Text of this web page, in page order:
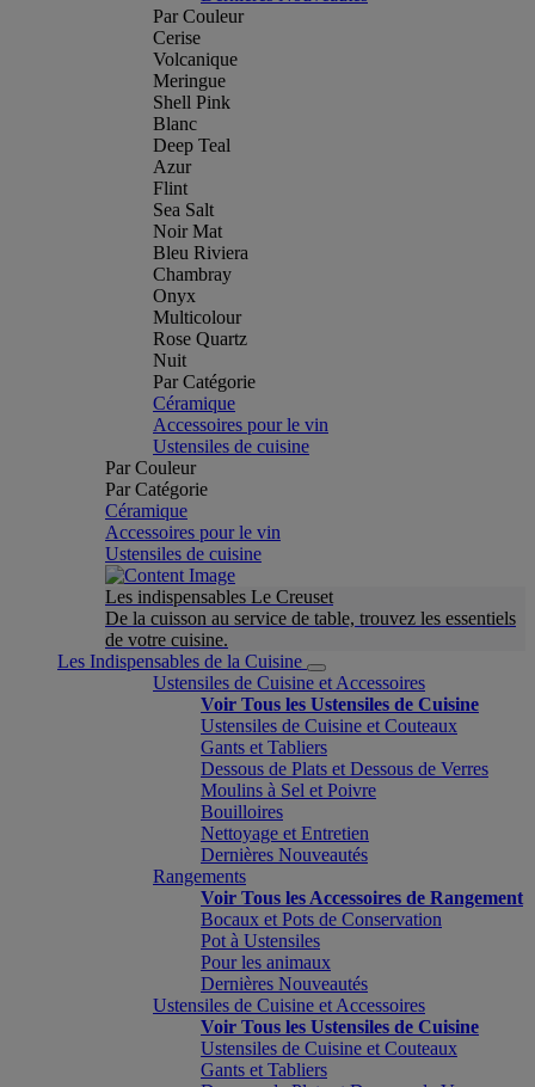
Par Couleur
Cerise
Volcanique
Meringue
Shell Pink
Blanc
Deep Teal
Azur
Flint
Sea Salt
Noir Mat
Bleu Riviera
Chambray
Onyx
Multicolour
Rose Quartz
Nuit
Par Catégorie
Céramique
Accessoires pour le vin
Ustensiles de cuisine
Par Couleur
Par Catégorie
Céramique
Accessoires pour le vin
Ustensiles de cuisine
Les indispensables Le Creuset
De la cuisson au service de table, trouvez les essentiels
de votre cuisine.
Les Indispensables de la Cuisine
Ustensiles de Cuisine et Accessoires
Voir Tous les Ustensiles de Cuisine
Ustensiles de Cuisine et Couteaux
Gants et Tabliers
Dessous de Plats et Dessous de Verres
Moulins à Sel et Poivre
Bouilloires
Nettoyage et Entretien
Dernières Nouveautés
Rangements
Voir Tous les Accessoires de Rangement
Bocaux et Pots de Conservation
Pot à Ustensiles
Pour les animaux
Dernières Nouveautés
Ustensiles de Cuisine et Accessoires
Voir Tous les Ustensiles de Cuisine
Ustensiles de Cuisine et Couteaux
Gants et Tabliers